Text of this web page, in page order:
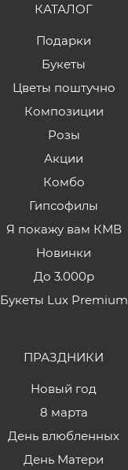
КАТАЛОГ
Подарки
Букеты
Цветы поштучно
Композиции
Розы
Акции
Комбо
Гипсофилы
Я покажу вам КМВ
Новинки
До 3.000р
Букеты Lux Premium
ПРАЗДНИКИ
Новый год
8 марта
День влюбленных
День Матери